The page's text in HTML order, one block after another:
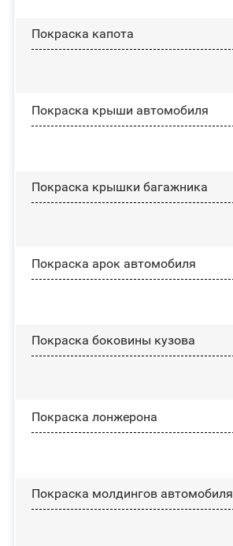
Покраска капота
Покраска крыши автомобиля
Покраска крышки багажника
Покраска арок автомобиля
Покраска боковины кузова
Покраска лонжерона
Покраска молдингов автомобиля